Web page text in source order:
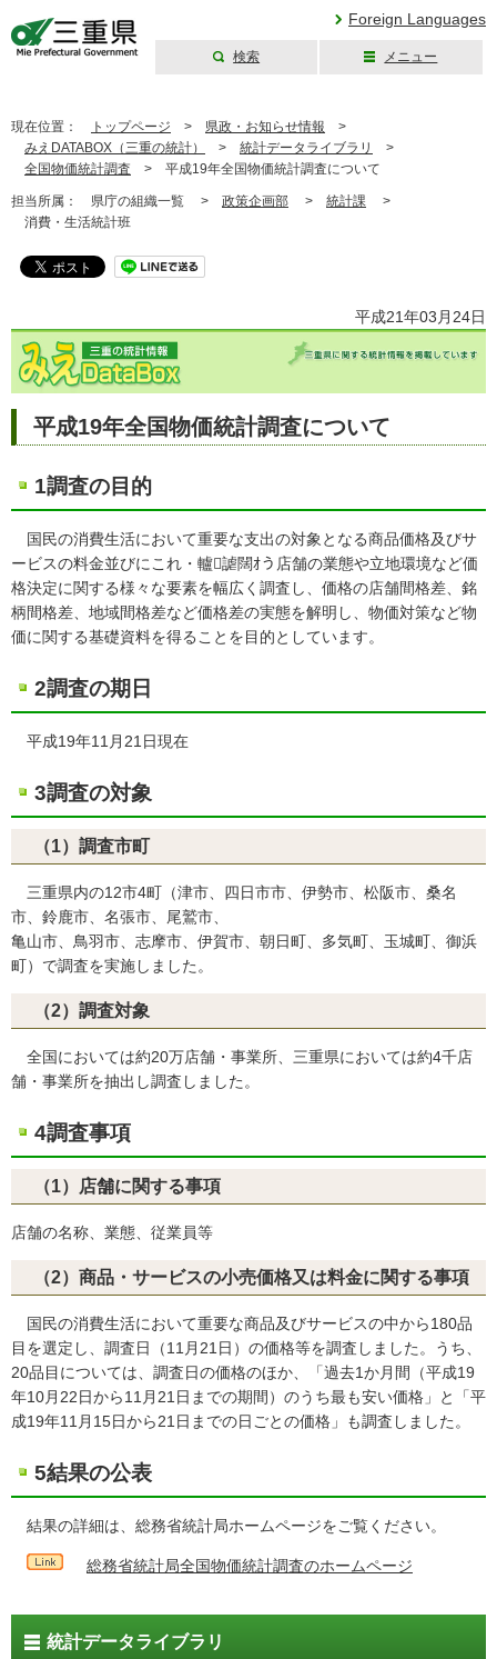
Foreign Languages
検索 メニュー
現在位置： トップページ > 県政・お知らせ情報 >
みえDATABOX（三重の統計）
> 統計データライブラリ
>
全国物価統計調査 > 平成19年全国物価統計調査について
担当所属： 県庁の組織一覧 > 政策企画部 > 統計課 >
消費・生活統計班
平成21年03月24日
平成19年全国物価統計調査について
1調査の目的
国民の消費生活において重要な支出の対象となる商品価格及びサ
ービスの料金並びにこれ・轤謔闊ｵう店舗の業態や立地環境など価
格決定に関する様々な要素を幅広く調査し、価格の店舗間格差、銘
柄間格差、地域間格差など価格差の実態を解明し、物価対策など物
価に関する基礎資料を得ることを目的としています。
2調査の期日
平成19年11月21日現在
3調査の対象
（1）調査市町
三重県内の12市4町（津市、四日市市、伊勢市、松阪市、桑名
市、鈴鹿市、名張市、尾鷲市、
亀山市、鳥羽市、志摩市、伊賀市、朝日町、多気町、玉城町、御浜
町）で調査を実施しました。
（2）調査対象
全国においては約20万店舗・事業所、三重県においては約4千店
舗・事業所を抽出し調査しました。
4調査事項
（1）店舗に関する事項
店舗の名称、業態、従業員等
（2）商品・サービスの小売価格又は料金に関する事項
国民の消費生活において重要な商品及びサービスの中から180品
目を選定し、調査日（11月21日）の価格等を調査しました。うち、
20品目については、調査日の価格のほか、「過去1か月間（平成19
年10月22日から11月21日までの期間）のうち最も安い価格」と「平
成19年11月15日から21日までの日ごとの価格」も調査しました。
5結果の公表
結果の詳細は、総務省統計局ホームページをご覧ください。
総務省統計局全国物価統計調査のホームページ
統計データライブラリ